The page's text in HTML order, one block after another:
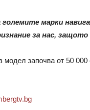
марки
за нас, защото
започва от 50 000